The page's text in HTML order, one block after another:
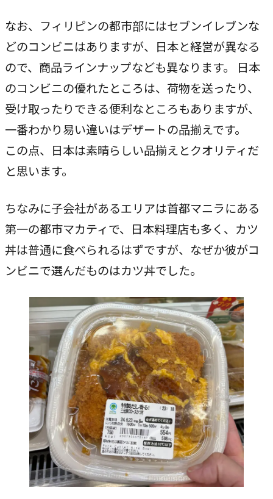
→
VALUES
大切にしていること
私たちのビジョン、理念、カルチャーをご紹介します。
→
目指す未来の姿
私たちが​描く​理想
→
実現したい世界観
理念
→
大切にする価値観
行動指針
実践する行動基準
存在意義
→
未来を共創する姿勢
カルチャー
変化を楽しむ組織風土
なお、フィリピンの都市部にはセブンイレブンな
どのコンビニはありますが、日本と経営が異なる
ので、商品ラインナップなども異なります。 日本
のコンビニの優れたところは、荷物を送ったり、
受け取ったりできる便利なところもありますが、
一番わかり易い違いはデザートの品揃えです。
この点、日本は素晴らしい品揃えとクオリティだ
と思います。
ちなみに子会社があるエリアは首都マニラにある
第一の都市マカティで、日本料理店も多く、カツ
丼は普通に食べられるはずですが、なぜか彼がコ
ンビニで選んだものはカツ丼でした。